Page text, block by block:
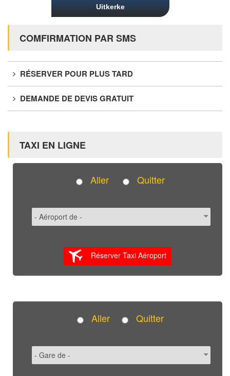
Uitkerke
COMFIRMATION PAR SMS
RÉSERVER POUR PLUS TARD
DEMANDE DE DEVIS GRATUIT
TAXI EN LIGNE
Aller Quitter
Réserver Taxi Aéroport
Aller Quitter